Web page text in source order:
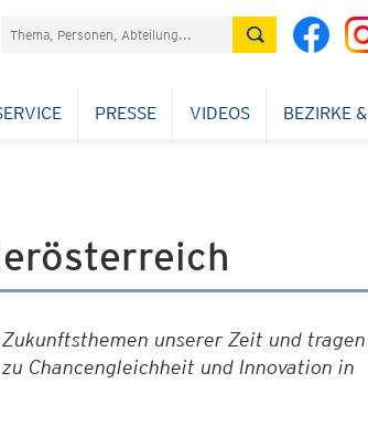
Suchefeld
PRESSE VIDEOS BEZIRKE
unserer Zeit und tragen
Chancengleichheit und Innovation in